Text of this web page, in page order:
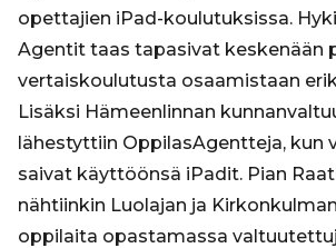
opettajien iPad-koulutuksissa.
Agentit taas tapasivat keskenään
vertaiskoulutusta osaamistaan
Lisäksi Hämeenlinnan
lähestyttiin OppilasAgentteja, kun
saivat käyttöönsä iPadit. Pian
nähtiinkin Luolajan ja
oppilaita opastamassa